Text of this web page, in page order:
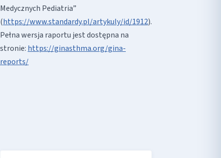
Medycznych Pediatria”
(https://www.standardy.pl/artykuly/id/1912).
Pełna wersja raportu jest dostępna na
stronie:https://ginasthma.org/gina-
reports/